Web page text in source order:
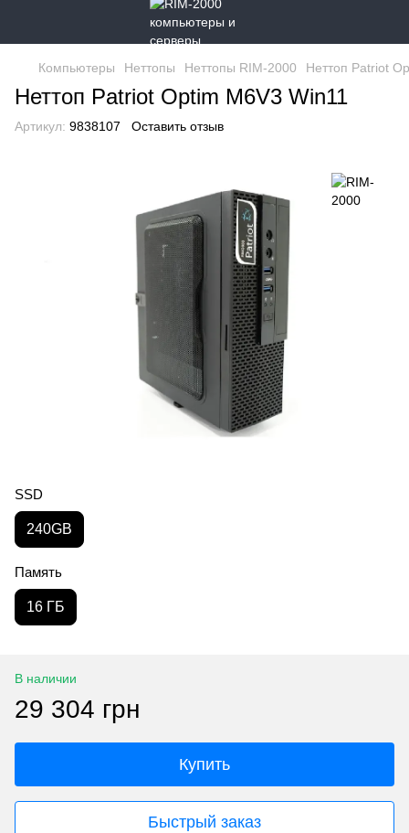
Компьютеры Неттопы Неттопы RIM-2000 Неттоп Patriot
Неттоп Patriot Optim M6V3 Win11
Артикул: 9838107 Оставить отзыв
SSD
240GB
Память
16 ГБ
В наличии
29 304 грн
Купить
Быстрый заказ